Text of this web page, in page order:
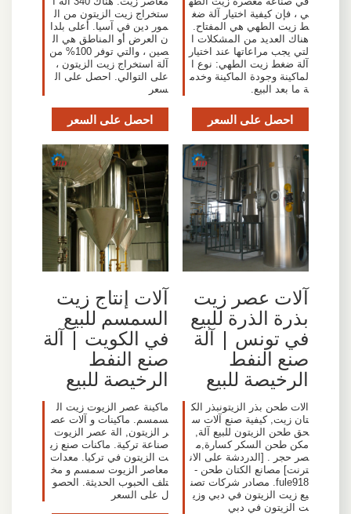
ي ، فإن كيفية اختيار آلة ضغ
ط زيت الطهي هي المفتاح.
هناك العديد من المشكلات ا
لتي يجب مراعاتها عند اختيار
آلة ضغط زيت الطهي: نوع ا
لماكينة وجودة الماكينة وخدم
ة ما بعد البيع.
احصل على السعر
ستخراج زيت الزيتون من ال
مور دين في آسيا. أعلى بلدا
ن العرض أو المناطق هي ال
صين ، والتي توفر 100% من
آلة استخراج زيت الزيتون ،
على التوالي. احصل على ال
سعر
احصل على السعر
آلات عصر زيت
بذرة الذرة للبيع
في تونس | آلة
صنع النفط
الرخيصة للبيع
الات طحن بذر الزيتونبذر الك
تان زيت, كيفية صنع آلات س
حق طحن الزيتون للبيع آلة,
مكن طحن السكر كسارة,م
صر حجر . [الدردشة على الان
ترنت] مصانع الكتان طحن -
fule918. مصادر شركات تصن
يع زيت الزيتون في دبي وزي
ت الزيتون في دبي
آلات إنتاج زيت
السمسم للبيع
في الكويت | آلة
صنع النفط
الرخيصة للبيع
ماكينة عصر الزيوت زيت ال
سمسم. ماكينات و آلات عص
ر الزيتون, الة عصر الزيوت
صناعة تركية. ماكنات صنع زي
ت الزيتون في تركيا. معدات
معاصر الزيوت سمسم و مخ
تلف الحبوب الحديثة. الحصو
ل على السعر